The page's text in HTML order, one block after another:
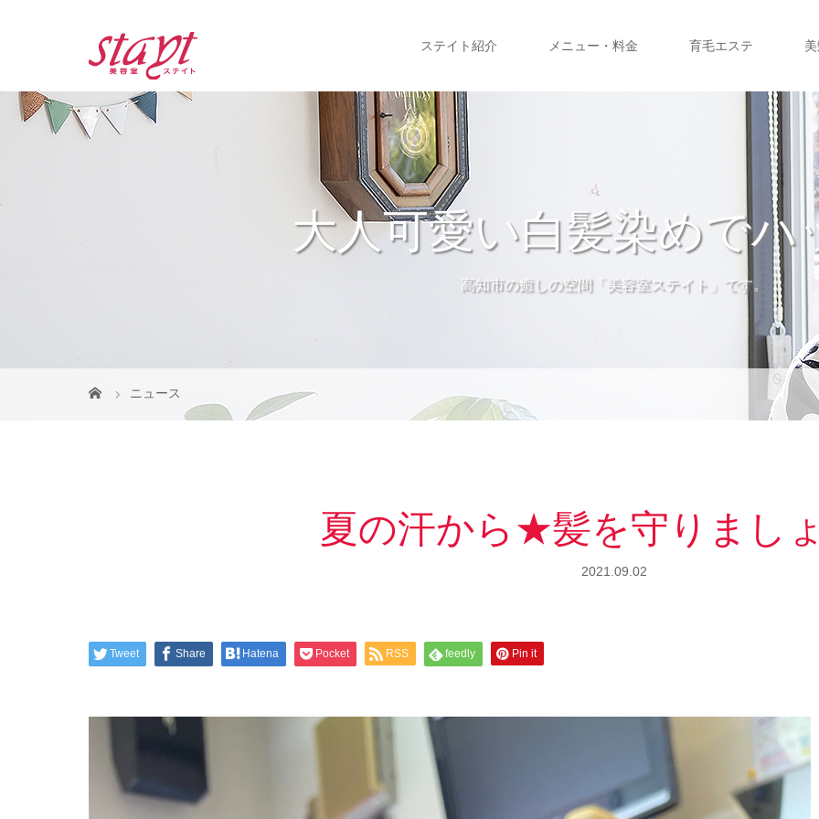
ステイト紹介 メニュー・料金 育毛エステ
大人可愛い白髪染めでハ
高知市の癒しの空間「美容室ステイト」です。
ニュース
夏の汗から★髪を守りまし
2021.09.02
Tweet Share Hatena Pocket RSS feedly Pin it